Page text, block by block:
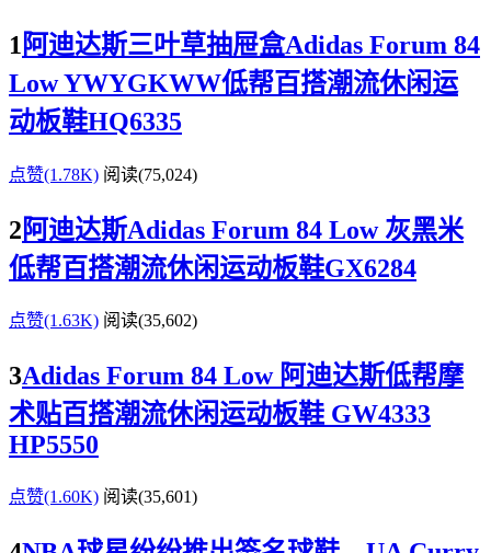
1 阿迪达斯三叶草抽屉盒Adidas Forum 84
Low YWYGKWW低帮百搭潮流休闲运
动板鞋HQ6335
点赞(1.78K) 阅读(75,024)
2阿迪达斯Adidas Forum 84 Low 灰黑米
低帮百搭潮流休闲运动板鞋GX6284
点赞(1.63K) 阅读(35,602)
3Adidas Forum 84 Low 阿迪达斯低帮摩
术贴百搭潮流休闲运动板鞋 GW4333
HP5550
点赞(1.60K) 阅读(35,601)